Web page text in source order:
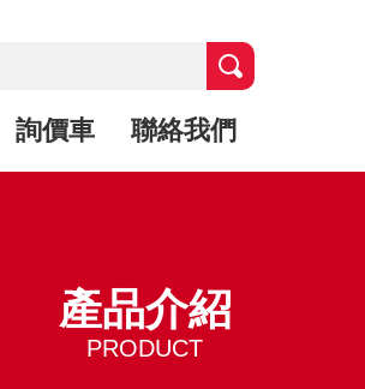
詢價車 聯絡我們
產品介紹
PRODUCT